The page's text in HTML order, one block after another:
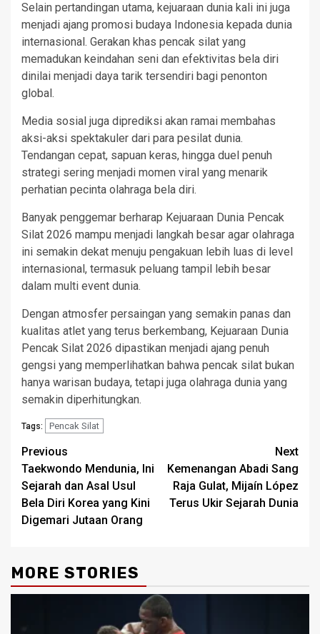
Selain pertandingan utama, kejuaraan dunia kali ini juga
menjadi ajang promosi budaya Indonesia kepada dunia
internasional. Gerakan khas pencak silat yang
memadukan keindahan seni dan efektivitas bela diri
dinilai menjadi daya tarik tersendiri bagi penonton
global.
Media sosial juga diprediksi akan ramai membahas
aksi-aksi spektakuler dari para pesilat dunia.
Tendangan cepat, sapuan keras, hingga duel penuh
strategi sering menjadi momen viral yang menarik
perhatian pecinta olahraga bela diri.
Banyak penggemar berharap Kejuaraan Dunia Pencak
Silat 2026 mampu menjadi langkah besar agar olahraga
ini semakin dekat menuju pengakuan lebih luas di level
internasional, termasuk peluang tampil lebih besar
dalam multi event dunia.
Dengan atmosfer persaingan yang semakin panas dan
kualitas atlet yang terus berkembang, Kejuaraan Dunia
Pencak Silat 2026 dipastikan menjadi ajang penuh
gengsi yang memperlihatkan bahwa pencak silat bukan
hanya warisan budaya, tetapi juga olahraga dunia yang
semakin diperhitungkan.
Tags: Pencak Silat
Post
navigation
Previous
Taekwondo Mendunia, Ini
Sejarah dan Asal Usul
Bela Diri Korea yang Kini
Digemari Jutaan Orang
Next
Kemenangan Abadi Sang
Raja Gulat, Mijaín López
Terus Ukir Sejarah Dunia
MORE STORIES